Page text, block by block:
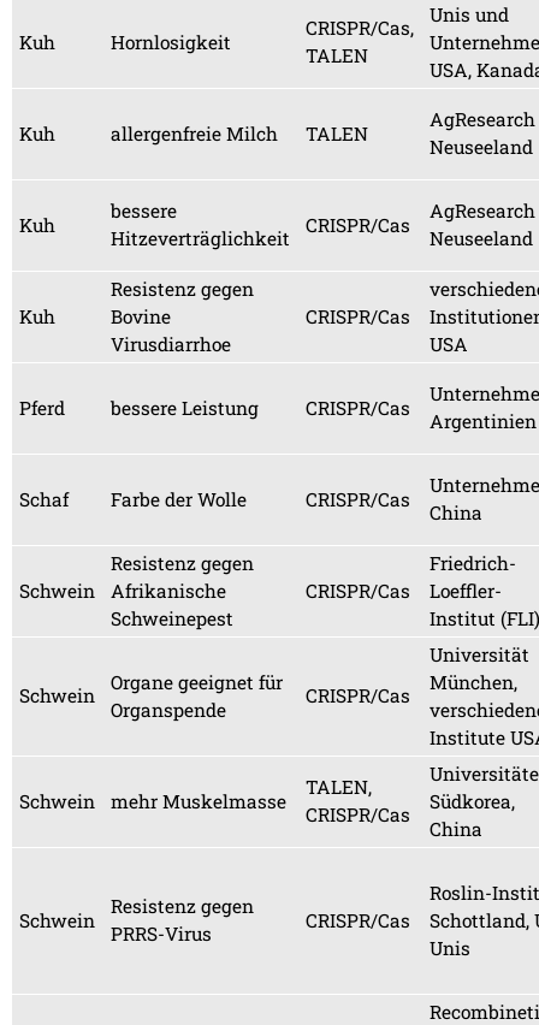
Kuh Hornlosigkeit
CRISPR/Cas,
TALEN
Unis und
USA,
Kuh allergenfreie Milch TALEN
AgResearch
Neuseeland
Kuh
bessere
Hitzeverträglichkeit
CRISPR/Cas
AgResearch
Neuseeland
Kuh
Resistenz gegen
Bovine
Virusdiarrhoe
CRISPR/Cas
USA
Pferd bessere Leistung CRISPR/Cas
Argentinien
Schaf Farbe der Wolle CRISPR/Cas
China
Schwein
Resistenz gegen
Afrikanische
Schweinepest
CRISPR/Cas
Friedrich-
Loeffler-
Institut
Schwein
Organe geeignet für
Organspende
CRISPR/Cas
Universität
München,
Institute
Schwein mehr Muskelmasse
TALEN,
CRISPR/Cas
Südkorea,
China
Schwein
Resistenz gegen
PRRS-Virus
CRISPR/Cas
Roslin-
Schottland,
Unis